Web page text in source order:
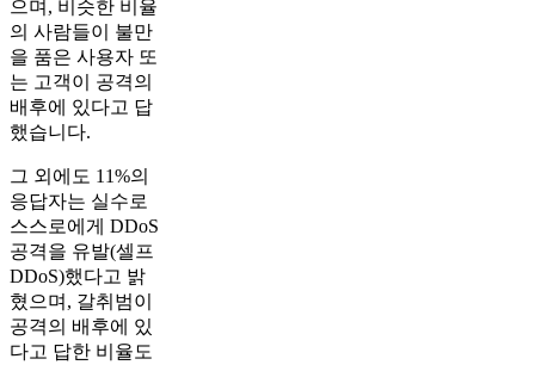
으며, 비슷한 비율
의 사람들이 불만
을 품은 사용자 또
는 고객이 공격의
배후에 있다고 답
했습니다.
그 외에도 11%의
응답자는 실수로
스스로에게 DDoS
공격을 유발(셀프
DDoS)했다고 밝
혔으며, 갈취범이
공격의 배후에 있
다고 답한 비율도